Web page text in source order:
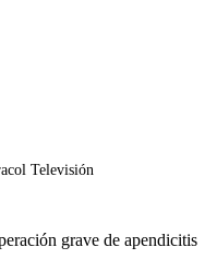
Televisión
grave de apendicitis